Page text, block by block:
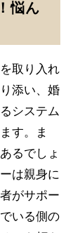
悩ん
取り入れ
添い、婚
システム
す。ま
るでしょ
は親身に
がサポー
いる側の